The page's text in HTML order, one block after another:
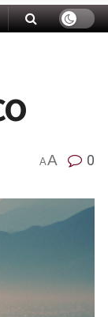
AA 0